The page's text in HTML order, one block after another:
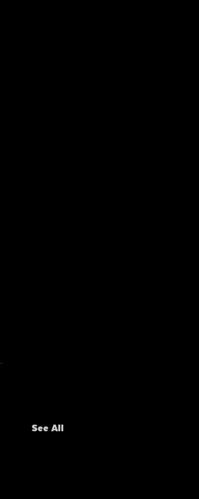
See All